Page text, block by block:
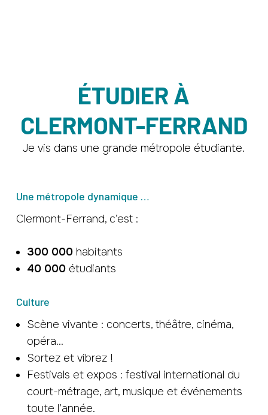
ÉTUDIER À
CLERMONT-FERRAND
Je vis dans une grande métropole étudiante.
Une métropole dynamique …
Clermont-Ferrand, c’est :
300 000habitants
40 000étudiants
Culture
Scène vivante : concerts, théâtre, cinéma,
opéra…
Sortez et vibrez !
Festivals et expos : festival international du
court-métrage, art, musique et événements
toute l’année.